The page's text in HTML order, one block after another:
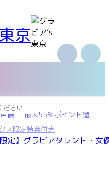
定】 グラビアタレント・女
声優
最大55％ポイント還
ス限定特典付き